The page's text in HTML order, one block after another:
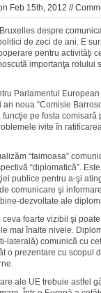
Feb 15th, 2012 //
despre
de zeci de ani. E
pentru activităţi
importanţa
Parlamentul
noua “Comisie
pe fosta
ivite în
“faimoasa”
“diplomatică”.
publice pentru a-şi
comunicare şi
dezvoltate ale
ceva foarte vizibil şi
mai înalte nivele.
laterală) comunică cu
o prezentare cu scopul
ale UE trebuie astfel